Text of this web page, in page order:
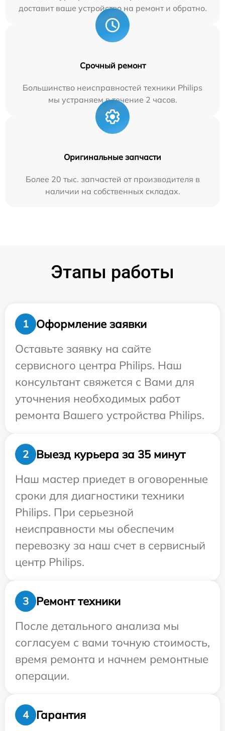
доставит ваше устройство на ремонт и обратно.
Срочный ремонт
Большинство неисправностей техники Philips
мы устраняем в течение 2 часов.
Оригинальные запчасти
Более 20 тыс. запчастей от производителя в
наличии на собственных складах.
Этапы работы
1
Оформление заявки
Оставьте заявку на сайте
сервисного центра Philips. Наш
консультант свяжется с Вами для
уточнения необходимых работ
ремонта Вашего устройства Philips.
2
Выезд курьера за 35 минут
Наш мастер приедет в оговоренные
сроки для диагностики техники
Philips. При серьезной
неисправности мы обеспечим
перевозку за наш счет в сервисный
центр Philips.
3
Ремонт техники
После детального анализа мы
согласуем с вами точную стоимость,
время ремонта и начнем ремонтные
операции.
4 Гарантия